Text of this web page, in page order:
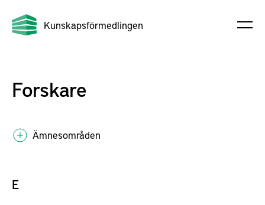
Kunskapsförmedlingen
Forskare
Ämnesområden
E